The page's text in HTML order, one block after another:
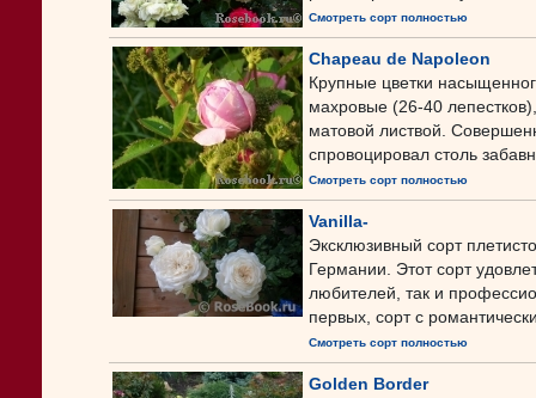
Смотреть сорт полностью
Chapeau de Napoleon
Крупные цветки
махровые (26-40
матовой листвой.
спровоцировал столь
Смотреть сорт полностью
Vanilla-
Эксклюзивный сорт
Германии. Этот сорт
любителей, так и
первых, сорт с
Смотреть сорт полностью
Golden Border